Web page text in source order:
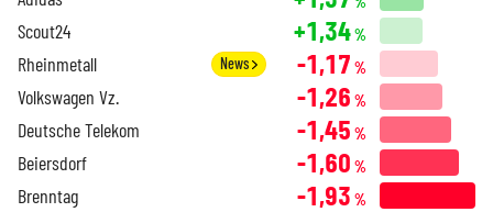
Scout24 +1,34%
Rheinmetall News -1,17 %
Volkswagen Vz. -1,26 %
Deutsche Telekom -1,45 %
Beiersdorf -1,60 %
Brenntag -1,93 %